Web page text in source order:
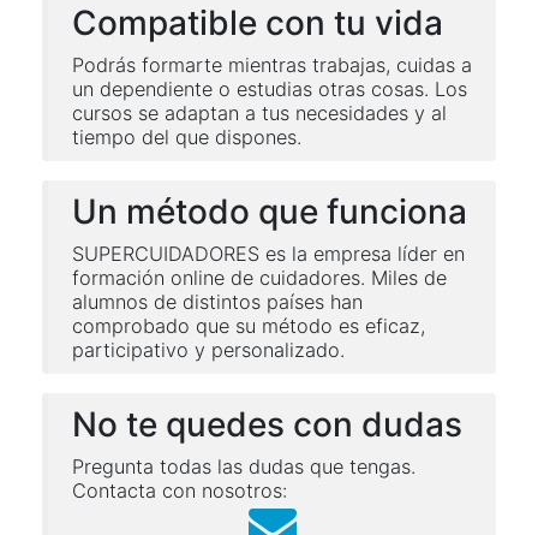
Compatible con tu vida
Podrás formarte mientras trabajas, cuidas a
un dependiente o estudias otras cosas. Los
cursos se adaptan a tus necesidades y al
tiempo del que dispones.
Un método que funciona
SUPERCUIDADORES es la empresa líder en
formación online de cuidadores. Miles de
alumnos de distintos países han
comprobado que su método es eficaz,
participativo y personalizado.
No te quedes con dudas
Pregunta todas las dudas que tengas.
Contacta con nosotros: